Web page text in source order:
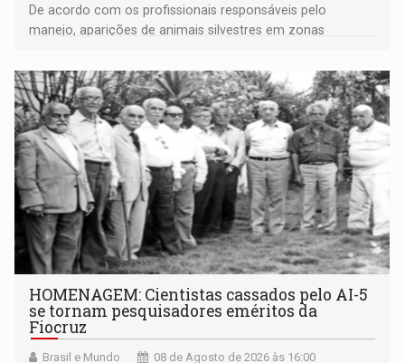
De acordo com os profissionais responsáveis pelo
manejo, aparições de animais silvestres em zonas
HOMENAGEM: Cientistas cassados pelo AI-5
se tornam pesquisadores eméritos da
Fiocruz
Brasil e Mundo 08 de Agosto de 2026 às 16:00